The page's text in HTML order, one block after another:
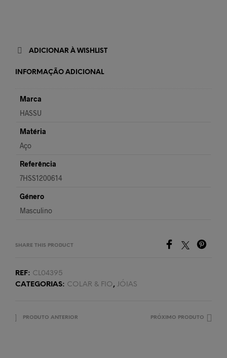
ADICIONAR À WISHLIST
INFORMAÇÃO ADICIONAL
Marca
HASSU
Matéria
Aço
Referência
7HSS1200614
Género
Masculino
SHARE THIS PRODUCT
REF: CL04395
CATEGORIAS: COLAR & FIO, JÓIAS
PRODUTO ANTERIOR PRÓXIMO PRODUTO